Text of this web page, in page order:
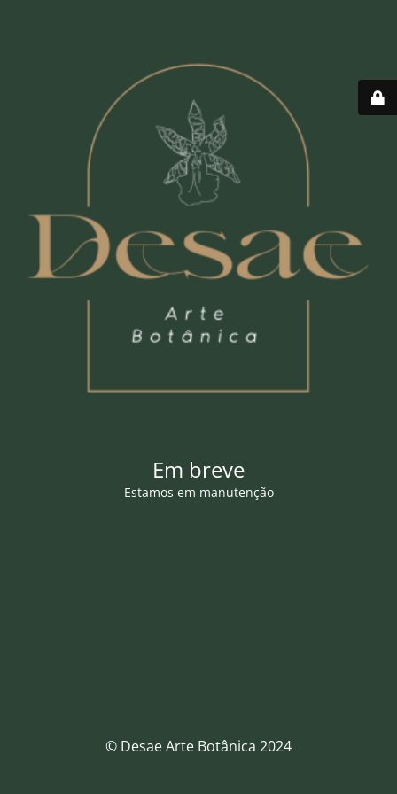
Em breve
Estamos em manutenção
© Desae Arte Botânica 2024